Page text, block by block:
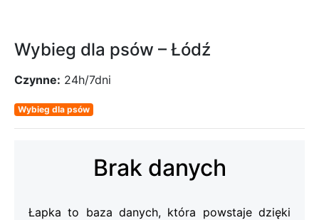
Wybieg dla psów – Łódź
Czynne: 24h/7dni
Wybieg dla psów
Brak danych
Łapka to baza danych, która powstaje dzięki